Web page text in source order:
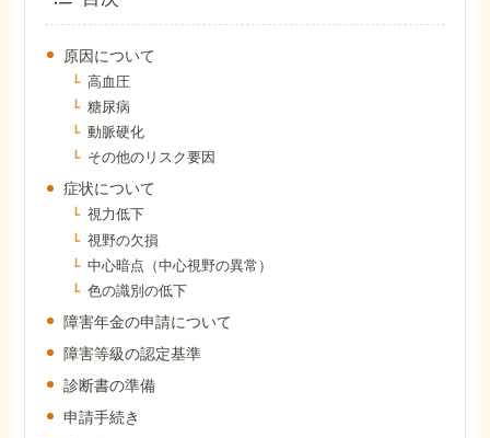
Q&A・相談事例
障害年金コラム
お知らせ
事務所について
サイトマップ
原因について
高血圧
糖尿病
動脈硬化
その他のリスク要因
症状について
視力低下
視野の欠損
中心暗点（中心視野の異常）
色の識別の低下
障害年金の申請について
障害等級の認定基準
診断書の準備
申請手続き